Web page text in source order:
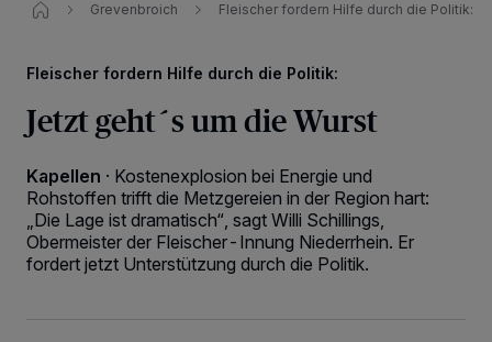
Grevenbroich Fleischer fordern Hilfe durch die Politik:​
Fleischer fordern Hilfe durch die Politik:
Jetzt geht´s um die Wurst
Kapellen · Kostenexplosion bei Energie und
Rohstoffen trifft die Metzgereien in der Region hart:
„Die Lage ist dramatisch“, sagt Willi Schillings,
Obermeister der Fleischer-Innung Niederrhein. Er
fordert jetzt Unterstützung durch die Politik.